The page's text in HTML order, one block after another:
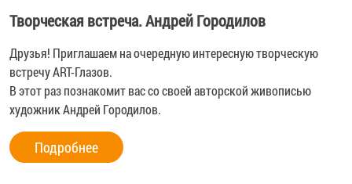
Творческая встреча. Андрей Городилов
Друзья! Приглашаем на очередную интересную творческую
встречу ART-Глазов.
В этот раз познакомит вас со своей авторской живописью
художникАндрей Городилов.
Подробнее